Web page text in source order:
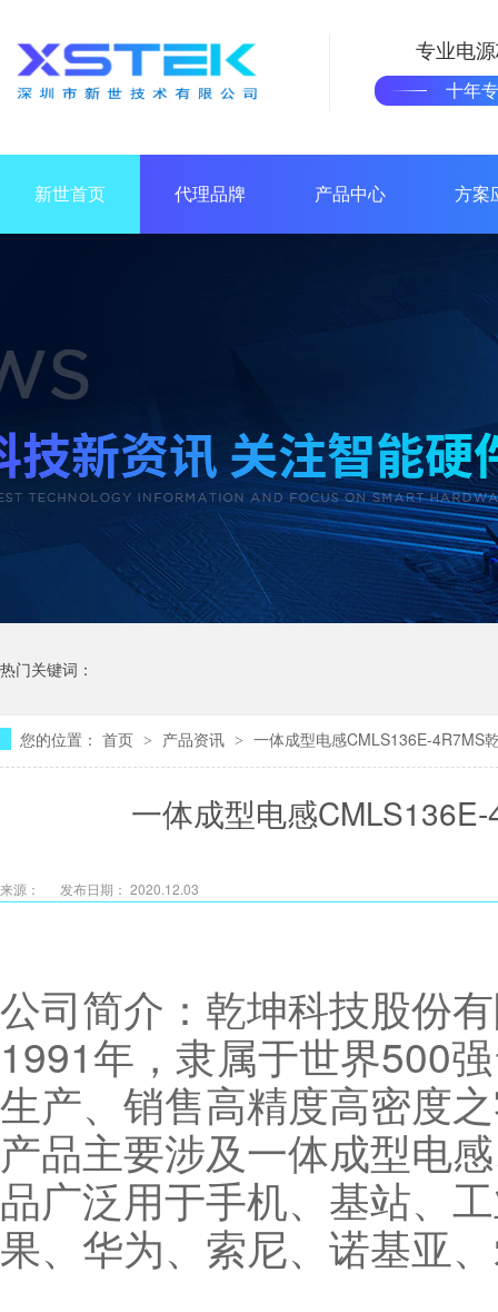
专业电
十年
新世首页 代理品牌 产品中心 方案
热门关键词：
您的位置： 首页 > 产品资讯 > 一体成型电感CMLS136E-
一体成型电感
来源： 发布日期： 2020.12.03
公司简介：乾坤科技股份
1991年，隶属于世界500
生产、销售高精度高密度
产品主要涉及一体成型电
品广泛用于手机、基站、
果、华为、索尼、诺基亚